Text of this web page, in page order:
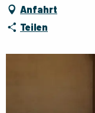
Anfahrt
Teilen